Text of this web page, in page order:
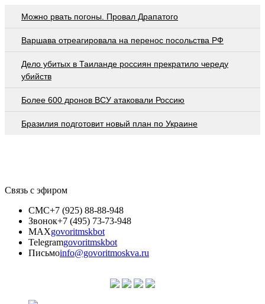
Можно рвать погоны. Провал Драпатого
Варшава отреагировала на перенос посольства РФ
Дело убитых в Таиланде россиян прекратило череду
убийств
Более 600 дронов ВСУ атаковали Россию
Бразилия подготовит новый план по Украине
Связь с эфиром
СМС+7 (925) 88-88-948
Звонок+7 (495) 73-73-948
MAXgovoritmskbot
Telegramgovoritmskbot
Письмоinfo@govoritmoskva.ru